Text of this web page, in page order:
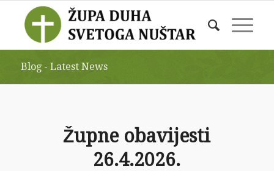
Blog - Latest News
Župne obavijesti
26.4.2026.